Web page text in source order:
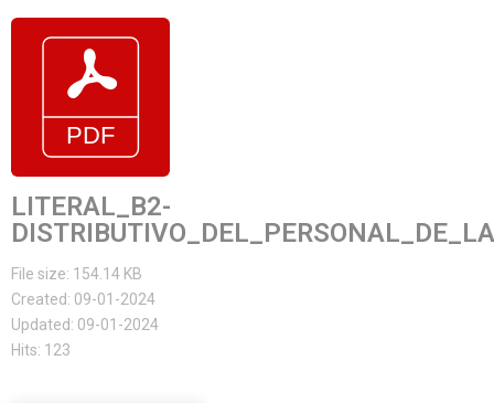
LITERAL_B2-
File size: 154.14 KB
Created: 09-01-2024
Updated: 09-01-2024
Hits: 123